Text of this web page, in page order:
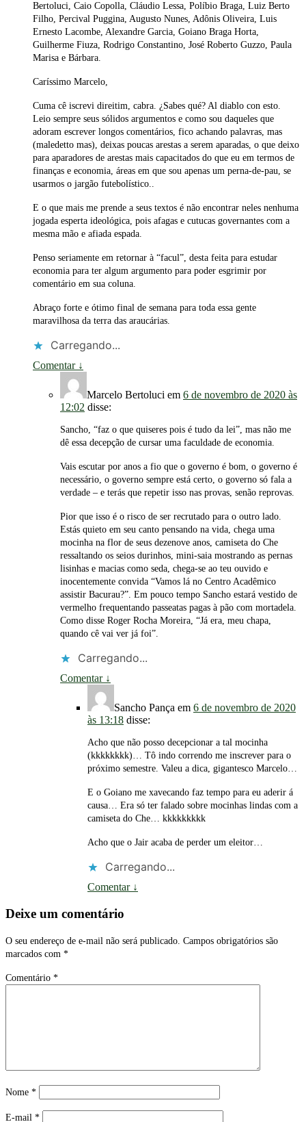
Bertoluci, Caio Copolla, Cláudio Lessa, Políbio Braga, Luiz Berto
Filho, Percival Puggina, Augusto Nunes, Adônis Oliveira, Luis
Ernesto Lacombe, Alexandre Garcia, Goiano Braga Horta,
Guilherme Fiuza, Rodrigo Constantino, José Roberto Guzzo, Paula
Marisa e Bárbara.
Caríssimo Marcelo,
Cuma cê iscrevi direitim, cabra. ¿Sabes qué? Al diablo con esto.
Leio sempre seus sólidos argumentos e como sou daqueles que
adoram escrever longos comentários, fico achando palavras, mas
(maledetto mas), deixas poucas arestas a serem aparadas, o que deixo
para aparadores de arestas mais capacitados do que eu em termos de
finanças e economia, áreas em que sou apenas um perna-de-pau, se
usarmos o jargão futebolístico..
E o que mais me prende a seus textos é não encontrar neles nenhuma
jogada esperta ideológica, pois afagas e cutucas governantes com a
mesma mão e afiada espada.
Penso seriamente em retornar à “facul”, desta feita para estudar
economia para ter algum argumento para poder esgrimir por
comentário em sua coluna.
Abraço forte e ótimo final de semana para toda essa gente
maravilhosa da terra das araucárias.
Carregando...
Comentar ↓
Marcelo Bertoluci em 6 de novembro de 2020 às
12:02 disse:
Sancho, “faz o que quiseres pois é tudo da lei”, mas não me
dê essa decepção de cursar uma faculdade de economia.
Vais escutar por anos a fio que o governo é bom, o governo é
necessário, o governo sempre está certo, o governo só fala a
verdade – e terás que repetir isso nas provas, senão reprovas.
Pior que isso é o risco de ser recrutado para o outro lado.
Estás quieto em seu canto pensando na vida, chega uma
mocinha na flor de seus dezenove anos, camiseta do Che
ressaltando os seios durinhos, mini-saia mostrando as pernas
lisinhas e macias como seda, chega-se ao teu ouvido e
inocentemente convida “Vamos lá no Centro Acadêmico
assistir Bacurau?”. Em pouco tempo Sancho estará vestido de
vermelho frequentando passeatas pagas à pão com mortadela.
Como disse Roger Rocha Moreira, “Já era, meu chapa,
quando cê vai ver já foi”.
Carregando...
Comentar ↓
Sancho Pança em 6 de novembro de 2020
às 13:18 disse:
Acho que não posso decepcionar a tal mocinha
(kkkkkkkk)… Tô indo correndo me inscrever para o
próximo semestre. Valeu a dica, gigantesco Marcelo…
E o Goiano me xavecando faz tempo para eu aderir á
causa… Era só ter falado sobre mocinhas lindas com a
camiseta do Che… kkkkkkkkk
Acho que o Jair acaba de perder um eleitor…
Carregando...
Comentar ↓
Deixe um comentário
O seu endereço de e-mail não será publicado. Campos obrigatórios são
marcados com *
Comentário *
Nome *
E-mail *